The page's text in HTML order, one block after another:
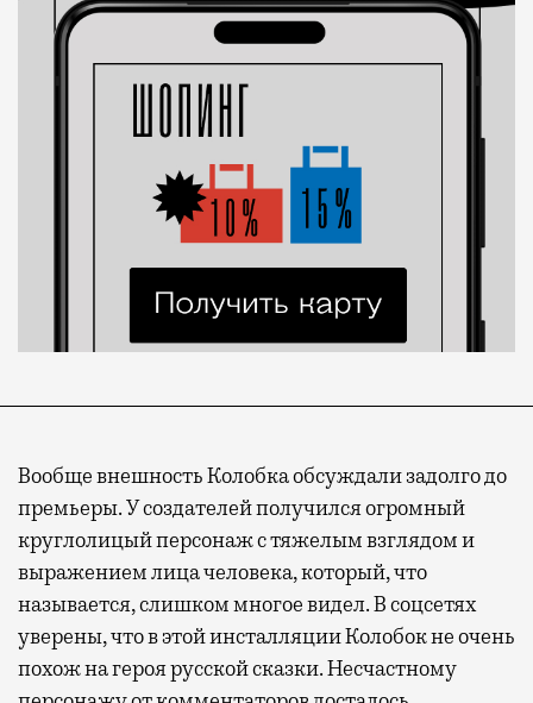
Вообще внешность Колобка обсуждали задолго до
премьеры. У создателей получился огромный
круглолицый персонаж с тяжелым взглядом и
выражением лица человека, который, что
называется, слишком многое видел. В соцсетях
уверены, что в этой инсталляции Колобок не очень
похож на героя русской сказки. Несчастному